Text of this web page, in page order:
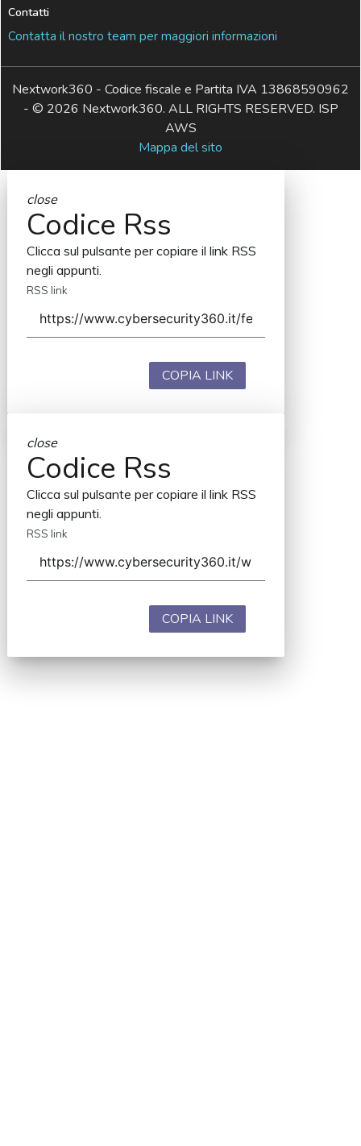
Contatti
Contatta il nostro team per maggiori informazioni
Nextwork360 - Codice fiscale e Partita IVA 13868590962
- © 2026 Nextwork360. ALL RIGHTS RESERVED. ISP
AWS
Mappa del sito
close
Codice Rss
Clicca sul pulsante per copiare il link RSS
negli appunti.
RSS link
COPIA LINK
close
Codice Rss
Clicca sul pulsante per copiare il link RSS
negli appunti.
RSS link
COPIA LINK